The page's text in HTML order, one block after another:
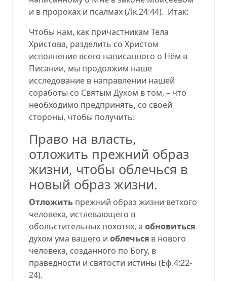
и в пророках и псалмах (Лк.24:44). Итак:
Чтобы нам, как причастникам Тела
Христова, разделить со Христом
исполнение всего написанного о Нём в
Писании, мы продолжим наше
исследование в направлении нашей
соработы со Святым Духом в том, – что
необходимо предпринять, со своей
стороны, чтобы получить:
Право на власть,
отложить прежний образ
жизни, чтобы облечься в
новый образ жизни.
Отложить прежний образ жизни ветхого
человека, истлевающего в
обольстительных похотях, а обновиться
духом ума вашего и облечься в нового
человека, созданного по Богу, в
праведности и святости истины (Еф.4:22-
24).